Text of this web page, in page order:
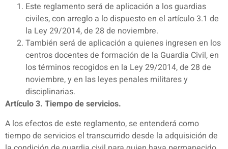
Este reglamento será de aplicación a los guardias
civiles, con arreglo a lo dispuesto en el artículo 3.1 de
la Ley 29/2014, de 28 de noviembre.
También será de aplicación a quienes ingresen en los
centros docentes de formación de la Guardia Civil, en
los términos recogidos en la Ley 29/2014, de 28 de
noviembre, y en las leyes penales militares y
disciplinarias.
Artículo 3. Tiempo de servicios.
A los efectos de este reglamento, se entenderá como
tiempo de servicios el transcurrido desde la adquisición de